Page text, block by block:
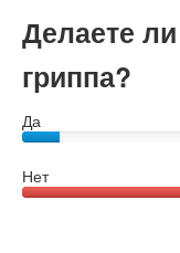
Делаете
гриппа?
Да
Нет